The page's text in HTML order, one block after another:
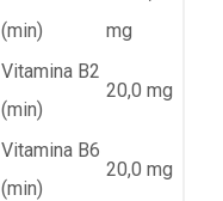
(min)
mg
Vitamina B2
(min)
20,0 mg
Vitamina B6
(min)
20,0 mg